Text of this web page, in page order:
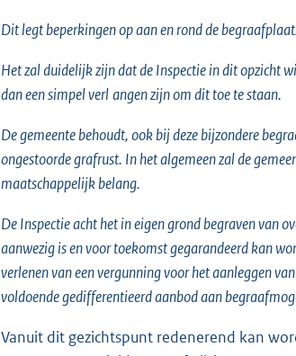
Dit legt beperkingen op aan en rond de
Het zal duidelijk zijn dat de Inspectie in dit opzicht
dan een simpel verlangen zijn om dit toe te staan.
De gemeente behoudt, ook bij deze bijzondere
ongestoorde grafrust. In het algemeen zal de
maatschappelijk belang.
De Inspectie acht het in eigen grond begraven van
aanwezig is en voor toekomst gegarandeerd kan
verlenen van een vergunning voor het aanleggen
voldoende gedifferentieerd aanbod aan
Vanuit dit gezichtspunt redenerend kan